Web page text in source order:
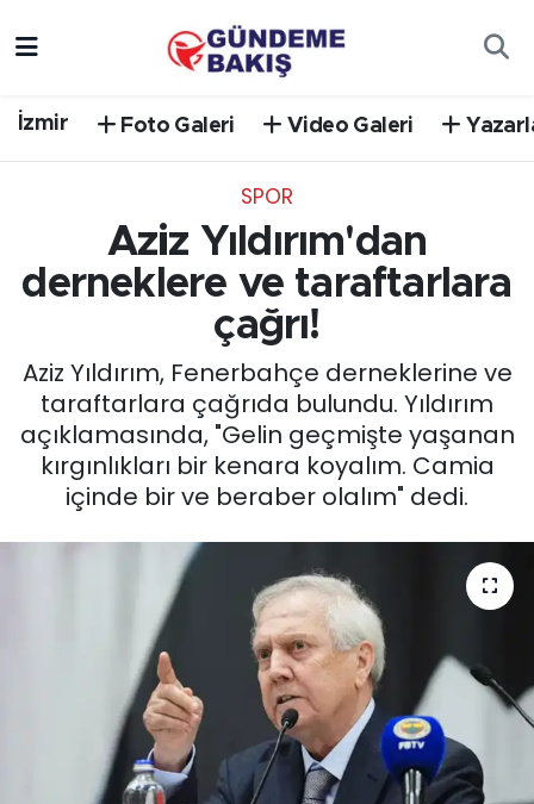
İzmir Foto Galeri Video Galeri
SPOR
Aziz Yıldırım'dan
derneklere ve taraftarlara
çağrı!
Aziz Yıldırım, Fenerbahçe derneklerine ve
taraftarlara çağrıda bulundu. Yıldırım
açıklamasında, "Gelin geçmişte yaşanan
kırgınlıkları bir kenara koyalım. Camia
içinde bir ve beraber olalım" dedi.
EGE
EKONOMİ
English News
GÜNCEL
KÜLTÜR SANAT
MAGAZİN
POLİTİKA
SAĞLIK
Süper Lig Puan Durumu ve Fikstür
Tüm Manşetler
Son Dakika Haberleri
Haber Arşivi